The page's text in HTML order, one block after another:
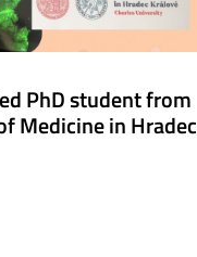
PhD student from
Medicine in Hradec